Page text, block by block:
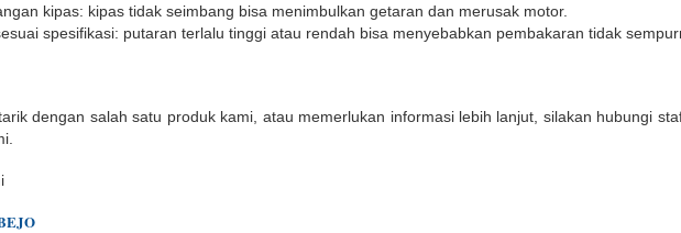
kipas: kipas tidak seimbang bisa menimbulkan getaran dan merusak motor.
spesifikasi: putaran terlalu tinggi atau rendah bisa menyebabkan pembakaran tidak
dengan salah satu produk kami, atau memerlukan informasi lebih lanjut, silakan hubungi